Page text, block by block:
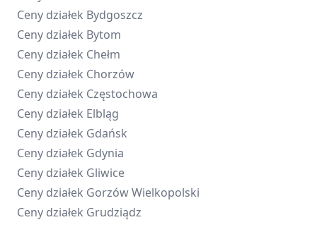
Ceny działek Bydgoszcz
Ceny działek Bytom
Ceny działek Chełm
Ceny działek Chorzów
Ceny działek Częstochowa
Ceny działek Elbląg
Ceny działek Gdańsk
Ceny działek Gdynia
Ceny działek Gliwice
Ceny działek Gorzów Wielkopolski
Ceny działek Grudziądz